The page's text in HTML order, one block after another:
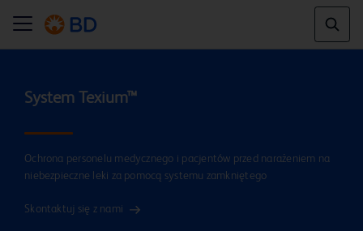
Ochrona personelu medycznego i pacjentów przed narażeniem na
niebezpieczne leki za pomocą systemu zamkniętego
Skontaktuj się z nami